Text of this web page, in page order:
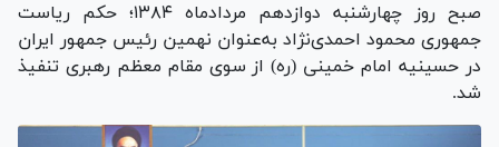
صبح روز چهارشنبه دوازدهم مردادماه ۱۳۸۴؛ حکم ریاست
جمهوری محمود احمدی‌نژاد به‌عنوان نهمین رئیس جمهور ایران
در حسینیه امام خمینی (ره) از سوی مقام معظم رهبری تنفیذ
شد.